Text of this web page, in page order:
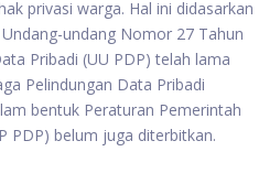
privasi warga. Hal ini didasarkan
undang Nomor 27 Tahun
Pribadi (UU PDP) telah lama
Pelindungan Data Pribadi
bentuk Peraturan Pemerintah
PDP) belum juga diterbitkan.